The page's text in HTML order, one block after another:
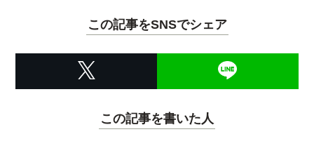
この記事をSNSでシェア
この記事を書いた人